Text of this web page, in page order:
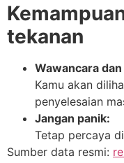
tekanan
Wawancara
Kamu akan
penyelesaian
Jangan panik:
Tetap percaya
Sumber data resmi: